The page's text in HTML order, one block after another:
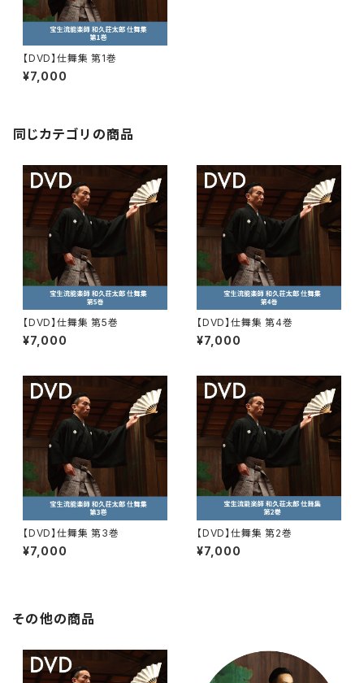
【DVD】仕舞集 第1巻
¥7,000
同じカテゴリの商品
【DVD】仕舞集 第5巻
¥7,000
【DVD】仕舞集 第4巻
¥7,000
【DVD】仕舞集 第3巻
¥7,000
【DVD】仕舞集 第2巻
¥7,000
その他の商品